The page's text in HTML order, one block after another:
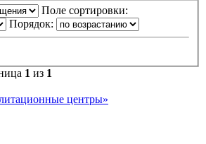
Поле сортировки:
Порядок:
1 из 1
центры»